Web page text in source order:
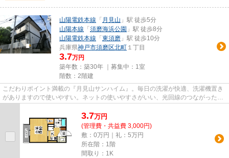
山陽電鉄本線 「 月見山 」駅 徒歩5分
山陽本線 「 須磨海浜公園 」駅 徒歩8分
山陽電鉄本線 「 東須磨 」駅 徒歩10分
兵庫県神戸市須磨区北町 １丁目
3.7万円
築年数：築30年 ｜募集中： 1室
階数：2階建
こだわりポイント満載の『月見山サンハイム』。毎日の洗濯が快適、洗濯機置き
がありますので使いやすい。ネットの使いやすさがいい、光回線のつながったお
3.7万円
(管理費・共益費 3,000円)
敷：0万円｜礼：5万円
所在階：1階
間取り：1K